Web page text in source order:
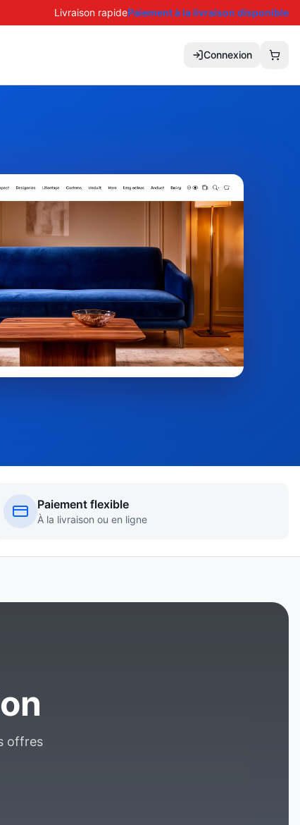
Livraison rapidePaiement à la livraison disponible
Connexion
Paiement flexible
À la livraison ou en ligne
offres